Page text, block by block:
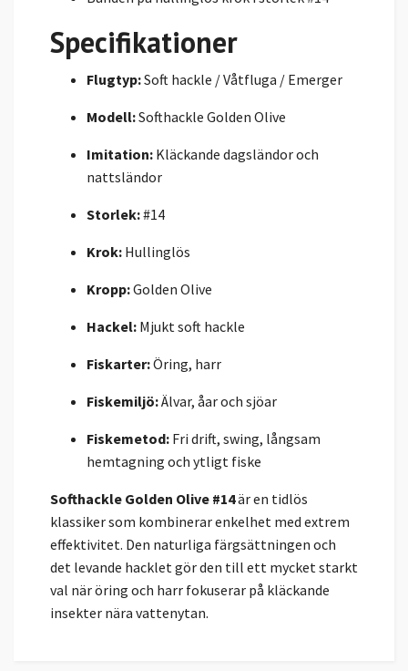
Specifikationer
Flugtyp:Soft hackle / Våtfluga / Emerger
Modell:Softhackle Golden Olive
Imitation: Kläckande dagsländor och
nattsländor
Storlek:#14
Krok: Hullinglös
Kropp:Golden Olive
Hackel: Mjukt soft hackle
Fiskarter:Öring, harr
Fiskemiljö:Älvar, åar och sjöar
Fiskemetod: Fri drift, swing, långsam
hemtagning och ytligt fiske
Softhackle Golden Olive #14är en tidlös
klassiker som kombinerar enkelhet med extrem
effektivitet. Den naturliga färgsättningen och
det levande hacklet gör den till ett mycket starkt
val när öring och harr fokuserar på kläckande
insekter nära vattenytan.